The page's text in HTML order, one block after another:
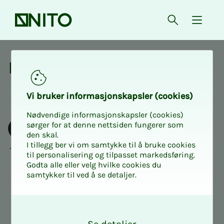
Forsiden Åpne søk
{
Kurs og aktiviteter
Kurs og ak­­­ti­vi­­­te­­­ter
Vi bru­­­ker in­­­for­­­ma­­­sjons­­­kaps­­­­­ler (cookies)
Nødvendige informasjonskapsler (cookies)
sørger for at denne nettsiden fungerer som
den skal.
I tillegg ber vi om samtykke til å bruke cookies
til personalisering og tilpasset markedsføring.
Godta alle eller velg hvilke cookies du
samtykker til ved å se detaljer.